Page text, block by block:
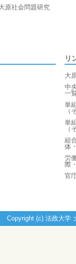
原社会問題研究
リ
大
中
一
単
（
単
（
組
体
労
際
官
Copyright (c) 法政大学